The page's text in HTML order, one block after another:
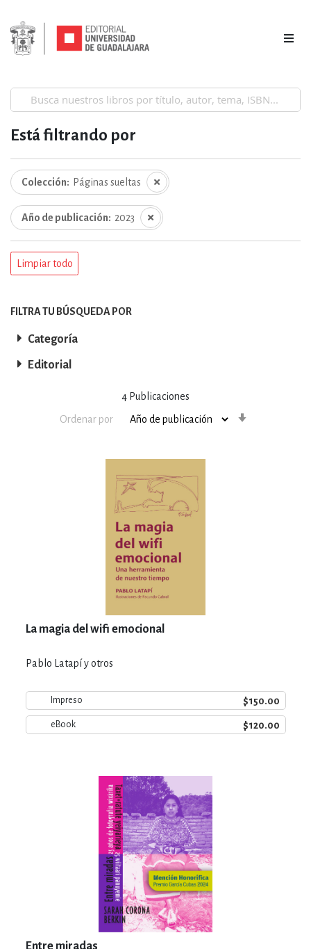
4 Publicaciones
Ordenar por
La magia del wifi emocional
Pablo Latapí y otros
Impreso $150.00
eBook $120.00
Entre miradas
Está filtrando por
Colección Páginas sueltas
Año de publicación 2023
Limpiar todo
FILTRA TU BÚSQUEDA POR
Categoría
Editorial